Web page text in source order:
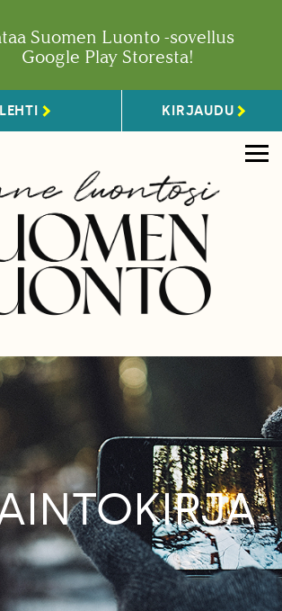
Suomen Luonto -sovellus
Google Play Storesta!
KIRJAUDU